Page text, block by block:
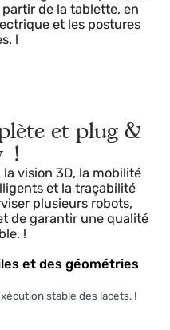
et les postures
!
et plug &
!
la vision 3D, la mobilité
et la traçabilité